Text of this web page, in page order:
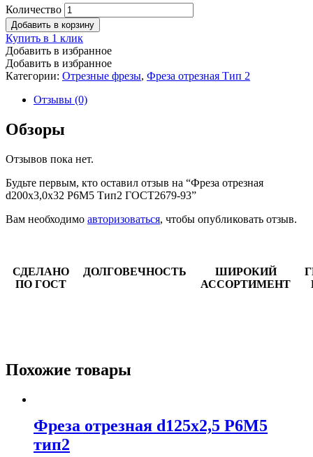
Количество
Добавить в корзину
Купить в 1 клик
Добавить в избранное
Добавить в избранное
Категории: Отрезные фрезы, Фреза отрезная Тип 2
Отзывы (0)
Обзоры
Отзывов пока нет.
Будьте первым, кто оставил отзыв на “Фреза отрезная
d200х3,0х32 Р6М5 Тип2 ГОСТ2679-93”
Вам необходимо авторизоваться, чтобы опубликовать отзыв.
СДЕЛАНО
ПО ГОСТ
ДОЛГОВЕЧНОСТЬ
ШИРОКИЙ
АССОРТИМЕНТ
Похожие товары
Фреза отрезная d125х2,5 Р6М5
тип2